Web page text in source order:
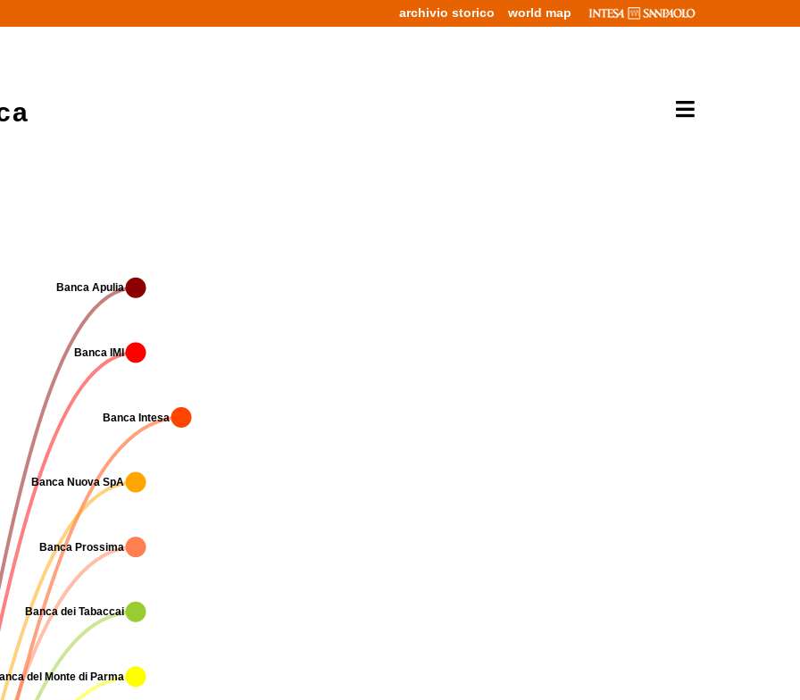
archivio storico world map
del Monte di Parma
Banca dei Tabaccai
Banca Prossima
Banca Nuova SpA
Banca Intesa
Banca IMI
Banca Apulia